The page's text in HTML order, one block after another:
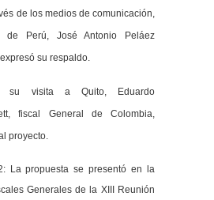
de los medios de comunicación,
de Perú, José Antonio Peláez
su respaldo.
su visita a Quito, Eduardo
fiscal General de Colombia,
proyecto.
La propuesta se presentó en la
Generales de la XIII Reunión